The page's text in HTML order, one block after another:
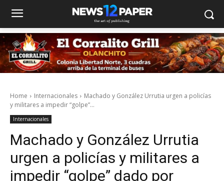
Home Internacionales
Machado y González Urrutia urgen a policías
y militares a impedir “golpe”...
Internacionales
Machado y González Urrutia
urgen a policías y militares a
impedir “golpe” dado por